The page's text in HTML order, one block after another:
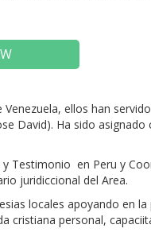
ellos han
David). Ha sido
y Testimonio en Peru y
juridiccional del Area.
locales apoyando en
cristiana personal,